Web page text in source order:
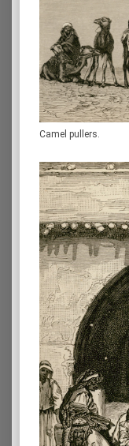
Camel pullers.